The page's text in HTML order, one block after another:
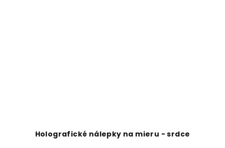
Holografické nálepky na mieru - srdce